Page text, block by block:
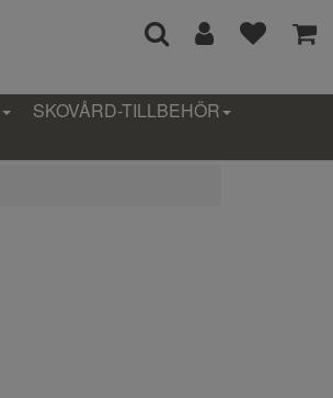
SKOVÅRD-TILLBEHÖR